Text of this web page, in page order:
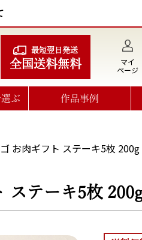
最短翌日発送
全国送料無料
マイ
ページ
ぶ 作品事例
お肉ギフト ステーキ5枚
ステーキ5枚